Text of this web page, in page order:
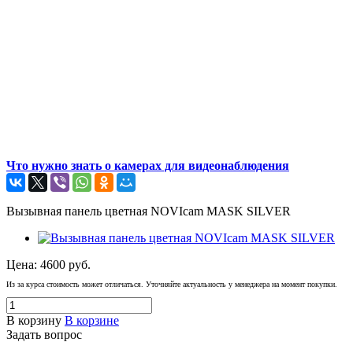
Что нужно знать о камерах для видеонаблюдения
Вызывная панель цветная NOVIcam MASK SILVER
Цена: 4600 руб.
Из за курса стоимость может отличаться. Уточняйте актуальность у менеджера на момент покупки.
В корзину В корзине
Задать вопрос